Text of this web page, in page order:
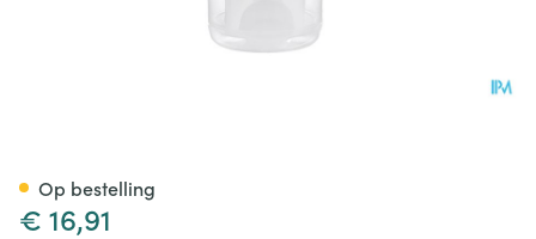
€ 16,91
Op bestelling